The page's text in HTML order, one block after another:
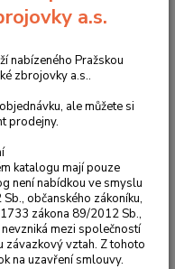
Softshell Jacket® -
Hybrid
a.s.
nabízeného Pražskou
zbrojovky a.s..
ale můžete si
prodejny.
katalogu mají pouze
není nabídkou ve smyslu
občanského zákoníku,
zákona 89/2012 Sb.,
mezi společností
závazkový vztah. Z tohoto
na uzavření smlouvy.